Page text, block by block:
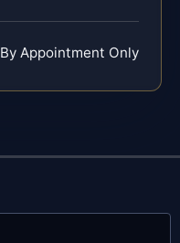
By Appointment Only